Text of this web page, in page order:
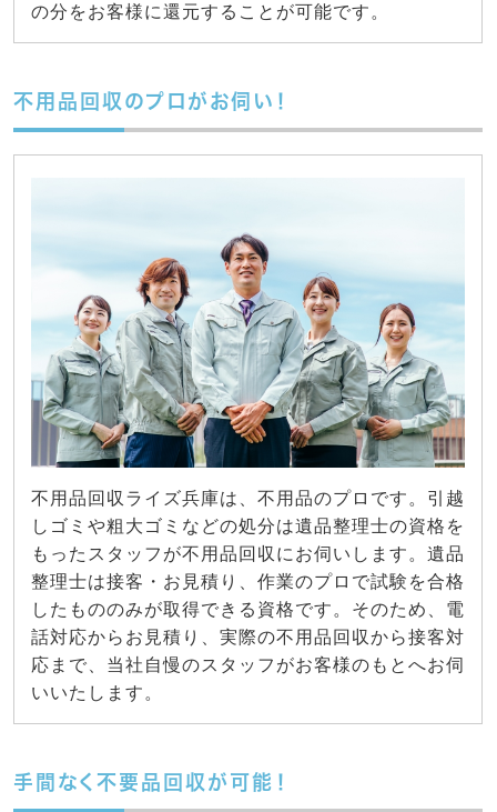
の分をお客様に還元することが可能です。
不用品回収のプロがお伺い！
不用品回収ライズ兵庫は、不用品のプロです。引越
しゴミや粗大ゴミなどの処分は遺品整理士の資格を
もったスタッフが不用品回収にお伺いします。遺品
整理士は接客・お見積り、作業のプロで試験を合格
したもののみが取得できる資格です。そのため、電
話対応からお見積り、実際の不用品回収から接客対
応まで、当社自慢のスタッフがお客様のもとへお伺
いいたします。
手間なく不要品回収が可能！